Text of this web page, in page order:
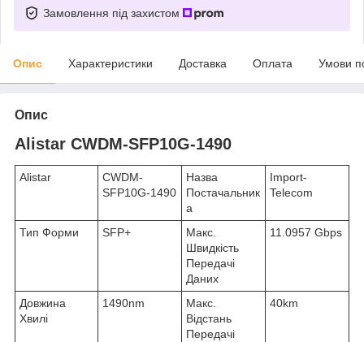
Замовлення під захистом
Опис Характеристики Доставка Оплата Умови
Опис
Alistar CWDM-SFP10G-1490
Alistar
CWDM-
SFP10G-1490
Назва
Постачальник
а
Import-
Telecom
Тип Форми SFP+
Макс.
Швидкість
Передачі
Даних
11.0957 Gbps
Довжина
Хвилі
1490nm
Макс.
Відстань
Передачі
40km